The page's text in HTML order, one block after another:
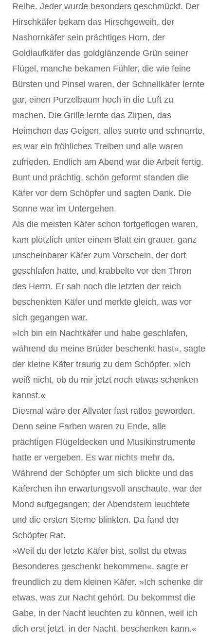
Reihe. Jeder wurde besonders geschmückt. Der
Hirschkäfer bekam das Hirschgeweih, der
Nashornkäfer sein prächtiges Horn, der
Goldlaufkäfer das goldglänzende Grün seiner
Flügel, manche bekamen Fühler, die wie feine
Bürsten und Pinsel waren, der Schnellkäfer lernte
gar, einen Purzelbaum hoch in die Luft zu
machen. Die Grille lernte das Zirpen, das
Heimchen das Geigen, alles surrte und schnarrte,
es war ein fröhliches Treiben und alle waren
zufrieden. Endlich am Abend war die Arbeit fertig.
Bunt und prächtig, schön geformt standen die
Käfer vor dem Schöpfer und sagten Dank. Die
Sonne war im Untergehen.
Als die meisten Käfer schon fortgeflogen waren,
kam plötzlich unter einem Blatt ein grauer, ganz
unscheinbarer Käfer zum Vorschein, der dort
geschlafen hatte, und krabbelte vor den Thron
des Herrn. Er sah noch die letzten der reich
beschenkten Käfer und merkte gleich, was vor
sich gegangen war.
»Ich bin ein Nachtkäfer und habe geschlafen,
während du meine Brüder beschenkt hast«, sagte
der kleine Käfer traurig zu dem Schöpfer. »Ich
weiß nicht, ob du mir jetzt noch etwas schenken
kannst.«
Diesmal wäre der Allvater fast ratlos geworden.
Denn seine Farben waren zu Ende, alle
prächtigen Flügeldecken und Musikinstrumente
hatte er vergeben. Es war nichts mehr da.
Während der Schöpfer um sich blickte und das
Käferchen ihn erwartungsvoll anschaute, war der
Mond aufgegangen; der Abendstern leuchtete
und die ersten Sterne blinkten. Da fand der
Schöpfer Rat.
»Weil du der letzte Käfer bist, sollst du etwas
Besonderes geschenkt bekommen«, sagte er
freundlich zu dem kleinen Käfer. »Ich schenke dir
etwas, was zur Nacht gehört. Du bekommst die
Gabe, in der Nacht leuchten zu können, weil ich
dich erst jetzt, in der Nacht, beschenken kann.«